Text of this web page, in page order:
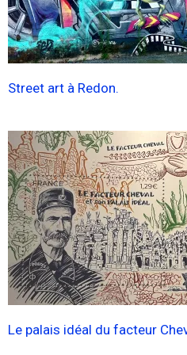
Street art à Redon.
Le palais idéal du facteur